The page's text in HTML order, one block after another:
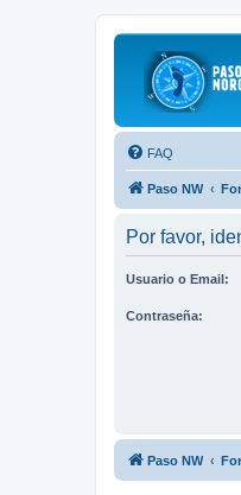
FAQ
Paso NW
Por favor,
Usuario o Email:
Contraseña:
Paso NW